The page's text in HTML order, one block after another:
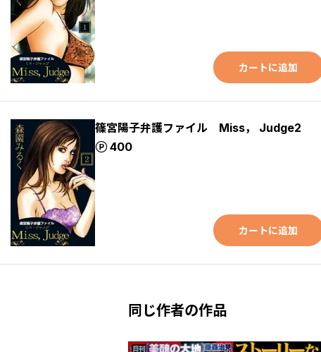
カートに追加
篠宮陽子弁護ファイル Miss， Judge2
400
ポイント
カートに追加
同じ作者の作品